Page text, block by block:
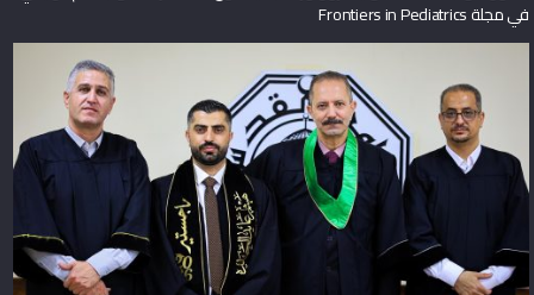
في مجلة Frontiers in Pediatrics